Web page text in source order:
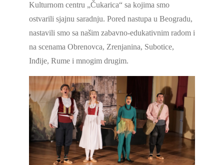
Kulturnom centru „Čukarica“ sa kojima smo
ostvarili sjajnu saradnju. Pored nastupa u Beogradu,
nastavili smo sa našim zabavno-edukativnim radom i
na scenama Obrenovca, Zrenjanina, Subotice,
Inđije, Rume i mnogim drugim.